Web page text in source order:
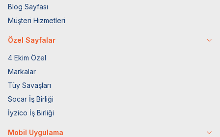
Blog Sayfası
Müşteri Hizmetleri
Özel Sayfalar
4 Ekim Özel
Markalar
Tüy Savaşları
Socar İş Birliği
İyzico İş Birliği
Mobil Uygulama